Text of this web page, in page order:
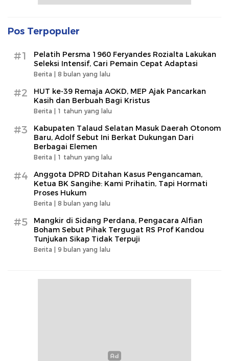
Pos Terpopuler
#1
Pelatih Persma 1960 Feryandes Rozialta Lakukan
Seleksi Intensif, Cari Pemain Cepat Adaptasi​
Berita | 8 bulan yang lalu
#2
HUT ke-39 Remaja AOKD, MEP Ajak Pancarkan
Kasih dan Berbuah Bagi Kristus
Berita | 1 tahun yang lalu
#3
Kabupaten Talaud Selatan Masuk Daerah Otonom
Baru, Adolf Sebut Ini Berkat Dukungan Dari
Berbagai Elemen
Berita | 1 tahun yang lalu
#4
Anggota DPRD Ditahan Kasus Pengancaman,
Ketua BK Sangihe: Kami Prihatin, Tapi Hormati
Proses Hukum
Berita | 8 bulan yang lalu
#5
Mangkir di Sidang Perdana, Pengacara Alfian
Boham Sebut Pihak Tergugat RS Prof Kandou
Tunjukan Sikap Tidak Terpuji
Berita | 9 bulan yang lalu